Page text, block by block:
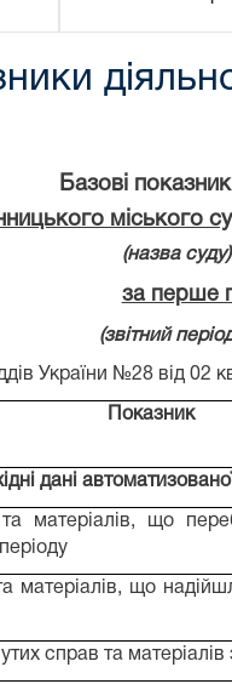
міського
(назва суду)
за перше
України №28 від 02
Показник
дані
та матеріалів, що
матеріалів, що
справ та матеріалів